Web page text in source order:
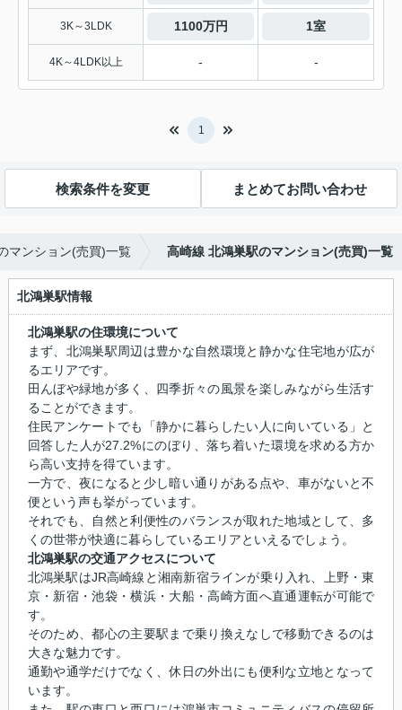
3K～3LDK 1100万円 1室
4K～4LDK以上 - -
1
検索条件を変更 まとめてお問い合わせ
マンション(売買)一覧 高崎線 北鴻巣駅のマンション(売買)一覧
北鴻巣駅情報
北鴻巣駅の住環境について
まず、北鴻巣駅周辺は豊かな自然環境と静かな住宅地が広が
るエリアです。
田んぼや緑地が多く、四季折々の風景を楽しみながら生活す
ることができます。
住民アンケートでも「静かに暮らしたい人に向いている」と
回答した人が27.2%にのぼり、落ち着いた環境を求める方か
ら高い支持を得ています。
一方で、夜になると少し暗い通りがある点や、車がないと不
便という声も挙がっています。
それでも、自然と利便性のバランスが取れた地域として、多
くの世帯が快適に暮らしているエリアといえるでしょう。
北鴻巣駅の交通アクセスについて
北鴻巣駅はJR高崎線と湘南新宿ラインが乗り入れ、上野・東
京・新宿・池袋・横浜・大船・高崎方面へ直通運転が可能で
す。
そのため、都心の主要駅まで乗り換えなしで移動できるのは
大きな魅力です。
通勤や通学だけでなく、休日の外出にも便利な立地となって
います。